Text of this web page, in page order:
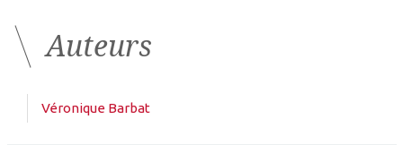
Auteurs
Véronique Barbat